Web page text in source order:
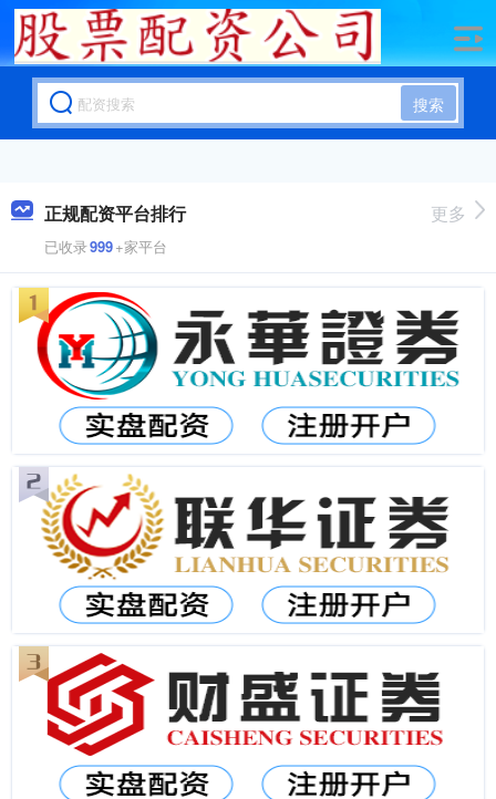
搜索
正规配资平台排行
已收录999+家平台
更多